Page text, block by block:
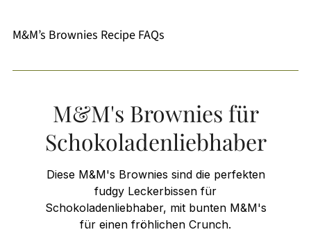
M&M’s Brownies Recipe FAQs
M&M's Brownies für
Schokoladenliebhaber
Diese M&M's Brownies sind die perfekten
fudgy Leckerbissen für
Schokoladenliebhaber, mit bunten M&M's
für einen fröhlichen Crunch.